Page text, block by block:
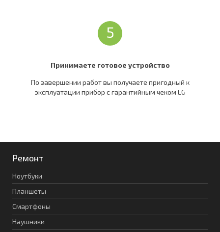
5
Принимаете готовое устройство
По завершении работ вы получаете пригодный к
эксплуатации прибор c гарантийным чеком LG
Ремонт
Ноутбуки
Планшеты
Смартфоны
Наушники